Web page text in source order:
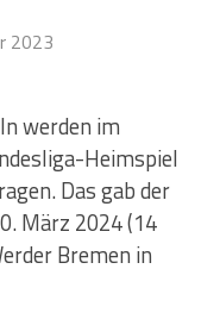
2023
werden im
Heimspiel
Das gab der
März 2024 (14
Bremen in